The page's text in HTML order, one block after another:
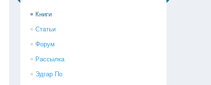
Книги
Статьи
Форум
Рассылка
Эдгар По